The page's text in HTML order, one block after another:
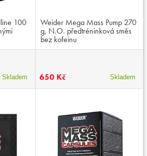
100
Skladem
Weider Mega Mass Pump 270
g, N.O. předtréninková směs
bez kofeinu
650 Kč Skladem